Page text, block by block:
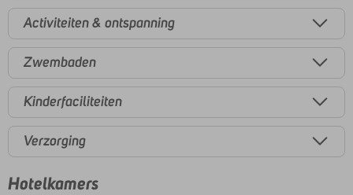
Activiteiten & ontspanning
Zwembaden
Kinderfaciliteiten
Verzorging
Hotelkamers